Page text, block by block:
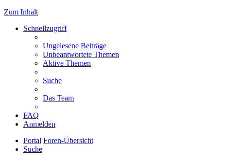
Zum Inhalt
Schnellzugriff
Ungelesene Beiträge
Unbeantwortete Themen
Aktive Themen
Suche
Das Team
FAQ
Anmelden
Portal Foren-Übersicht
Suche